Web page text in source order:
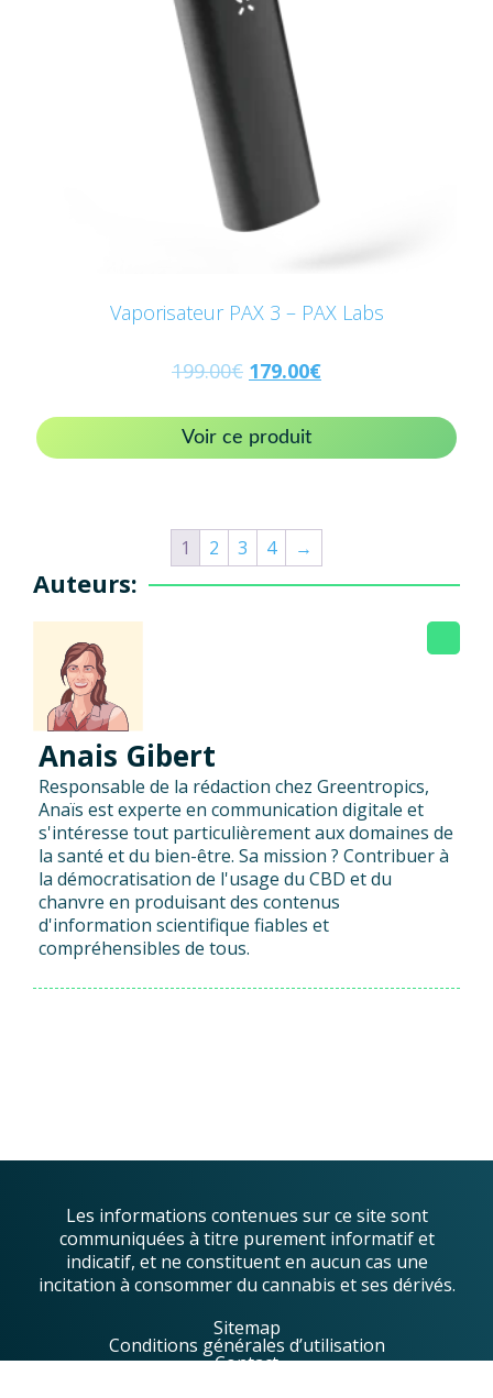
Vaporisateur PAX 3 – PAX Labs
199.00€ 179.00€
Voir ce produit
1 2 3 4 →
Auteurs:
Anais Gibert
Responsable de la rédaction chez Greentropics,
Anaïs est experte en communication digitale et
s'intéresse tout particulièrement aux domaines de
la santé et du bien-être. Sa mission ? Contribuer à
la démocratisation de l'usage du CBD et du
chanvre en produisant des contenus
d'information scientifique fiables et
compréhensibles de tous.
Les informations contenues sur ce site sont
communiquées à titre purement informatif et
indicatif, et ne constituent en aucun cas une
incitation à consommer du cannabis et ses dérivés.
Sitemap
Conditions générales d’utilisation
Contact